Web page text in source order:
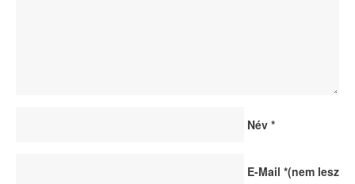
Név *
E-Mail *(nem lesz